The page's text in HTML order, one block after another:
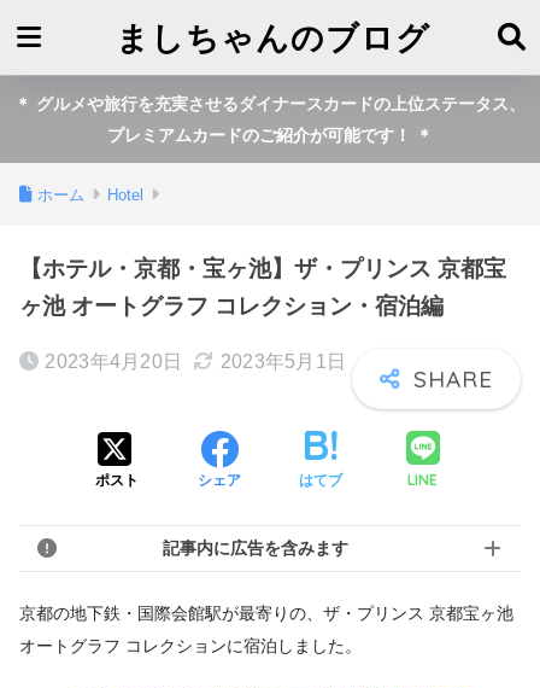
ましちゃんのブログ
＊ グルメや旅行を充実させるダイナースカードの上位ステータス、
プレミアムカードのご紹介が可能です！ ＊
ホーム Hotel
【ホテル・京都・宝ヶ池】ザ・プリンス 京都宝
ヶ池 オートグラフ コレクション・宿泊編
2023年4月20日 2023年5月1日
ポスト シェア はてブ LINE
記事内に広告を含みます
京都の地下鉄・国際会館駅が最寄りの、ザ・プリンス 京都宝ヶ池
オートグラフ コレクションに宿泊しました。